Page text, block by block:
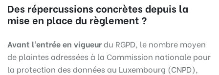
Des répercussions concrètes depuis la
mise en place du règlement ?
Avant l’entrée en vigueurdu RGPD, le nombre moyen
de plaintes adressées à la Commission nationale pour
la protection des données au Luxembourg (CNPD),